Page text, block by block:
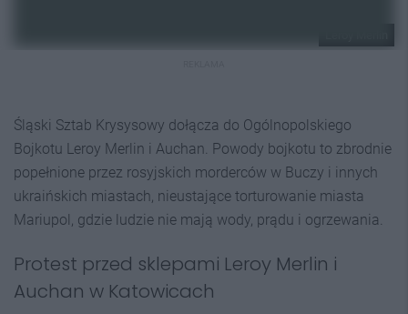
Śląski Sztab Krysysowy dołącza do Ogólnopolskiego
Bojkotu Leroy Merlin i Auchan. Powody bojkotu to zbrodnie
popełnione przez rosyjskich morderców w Buczy i innych
ukraińskich miastach, nieustające torturowanie miasta
Mariupol, gdzie ludzie nie mają wody, prądu i ogrzewania.
Protest przed sklepami Leroy Merlin i
Auchan w Katowicach